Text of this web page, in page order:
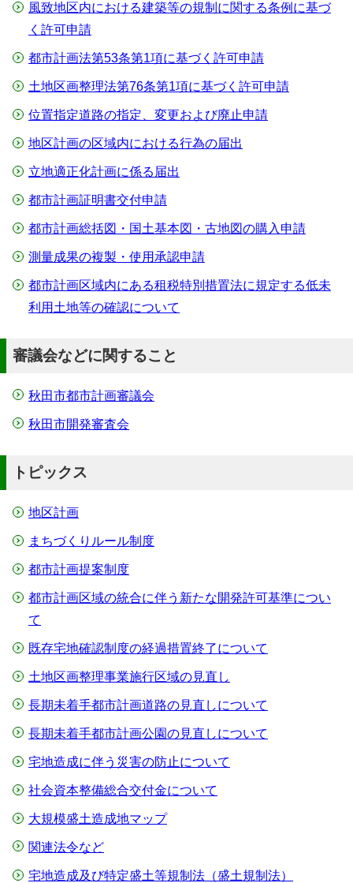
風致地区内における建築等の規制に関する条例に基づ
く許可申請
都市計画法第53条第1項に基づく許可申請
土地区画整理法第76条第1項に基づく許可申請
位置指定道路の指定、変更および廃止申請
地区計画の区域内における行為の届出
立地適正化計画に係る届出
都市計画証明書交付申請
都市計画総括図・国土基本図・古地図の購入申請
測量成果の複製・使用承認申請
都市計画区域内にある租税特別措置法に規定する低未
利用土地等の確認について
審議会などに関すること
秋田市都市計画審議会
秋田市開発審査会
トピックス
地区計画
まちづくりルール制度
都市計画提案制度
都市計画区域の統合に伴う新たな開発許可基準につい
て
既存宅地確認制度の経過措置終了について
土地区画整理事業施行区域の見直し
長期未着手都市計画道路の見直しについて
長期未着手都市計画公園の見直しについて
宅地造成に伴う災害の防止について
社会資本整備総合交付金について
大規模盛土造成地マップ
関連法令など
宅地造成及び特定盛土等規制法（盛土規制法）